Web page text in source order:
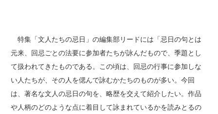
特集「文人たちの忌日」の編集部リードには「忌日の句とは
元来、回忌ごとの法要に参加者たちが詠んだもので、季題とし
て扱われてきたものである。この頃は、回忌の行事に参加しな
い人たちが、その人を偲んで詠むかたちのものが多い。今回
は、著名な文人の忌日の句を、略歴を交えて紹介したい。作品
や人柄のどのような点に着目して詠まれているかを読みとるの